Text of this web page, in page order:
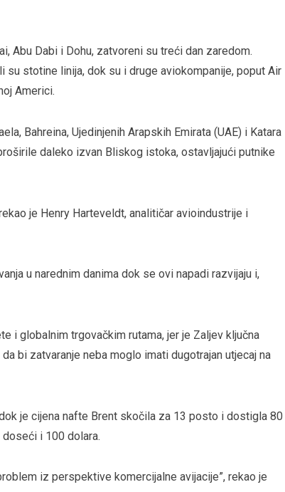
Abu Dabi i Dohu, zatvoreni su treći dan zaredom.
su stotine linija, dok su i druge aviokompanije, poput Air
Americi.
Bahreina, Ujedinjenih Arapskih Emirata (UAE) i Katara
daleko izvan Bliskog istoka, ostavljajući putnike
je Henry Harteveldt, analitičar avioindustrije i
u narednim danima dok se ovi napadi razvijaju i,
i globalnim trgovačkim rutama, jer je Zaljev ključna
bi zatvaranje neba moglo imati dugotrajan utjecaj na
je cijena nafte Brent skočila za 13 posto i dostigla 80
i 100 dolara.
iz perspektive komercijalne avijacije”, rekao je